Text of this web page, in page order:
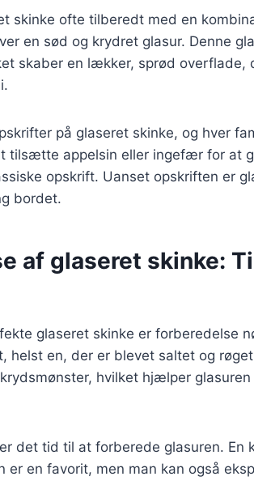
skinke ofte tilberedt med en
en sød og krydret glasur. Denne
skaber en lækker, sprød overflade,
på glaseret skinke, og hver
tilsætte appelsin eller ingefær for at
opskrift. Uanset opskriften er
bordet.
af glaseret skinke:
glaseret skinke er forberedelse
helst en, der er blevet saltet og
hvilket hjælper
det tid til at forberede glasuren. En
er en favorit, men man kan også